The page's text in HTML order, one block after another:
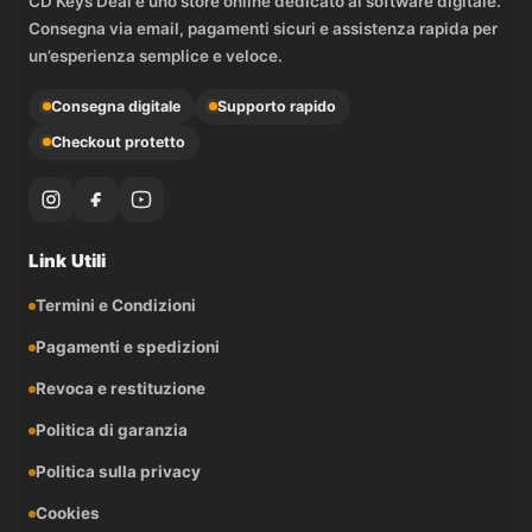
Consegna via email, pagamenti sicuri e assistenza rapida per
un’esperienza semplice e veloce.
Consegna digitale
Supporto rapido
Checkout protetto
Link Utili
Termini e Condizioni
Pagamenti e spedizioni
Revoca e restituzione
Politica di garanzia
Politica sulla privacy
Cookies